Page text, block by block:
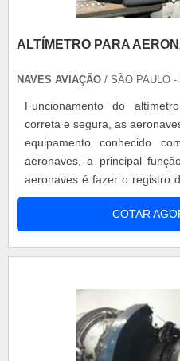
ALTÍMETRO PARA
NAVES AVIAÇÃO / SÃO PAULO -
Funcionamento do
correta e segura, as
equipamento conhecido
aeronaves, a principal
aeronaves é fazer o registro
na pressão atmosférica.
equipamento importante
no desempenho do voo e
COTAR